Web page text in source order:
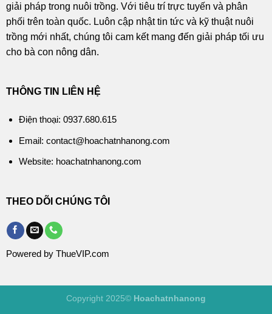
giải pháp trong nuôi trồng. Với tiêu trí trực tuyến và phân
phối trên toàn quốc. Luôn cập nhật tin tức và kỹ thuật nuôi
trồng mới nhất, chúng tôi cam kết mang đến giải pháp tối ưu
cho bà con nông dân.
THÔNG TIN LIÊN HỆ
Điện thoại: 0937.680.615
Email: contact@hoachatnhanong.com
Website: hoachatnhanong.com
THEO DÕI CHÚNG TÔI
Powered by ThueVIP.com
Copyright 2025© Hoachatnhanong